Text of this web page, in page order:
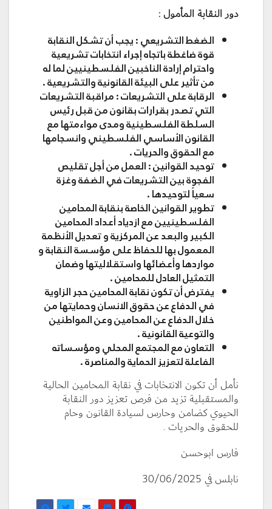
دور النقابة المأمول :
الضغط التشريعي: يجب أن تشكل النقابة
قوة ضاغطة باتجاه إجراء انتخابات تشريعية
واحترام إرادة الناخبين الفلسطينيين لما له
من تأثير على البيئة القانونية والتشريعية .
الرقابة على التشريعات: مراقبة التشريعات
التي تصدر بقرارات بقانون من قبل رئيس
السلطة الفلسطينية ومدى مواءمتها مع
القانون الأساسي الفلسطيني وانسجامها
مع الحقوق والحريات .
توحيد القوانين: العمل من أجل تقليص
الفجوة بين التشريعات في الضفة وغزة
سعياً لتوحيدها .
تطوير القوانينالخاصة بنقابة المحامين
الفلسطينيين مع ازدياد أعداد المحامين
الكبير والبعد عن المركزية و تعديل الأنظمة
المعمول بها للحفاظ على مؤسسة النقابة و
مواردها وأعضائها واستقلاليتها وضمان
التمثيل العادل للمحامين .
يفترض أن تكون نقابة المحامين حجر الزاوية
في الدفاع عن حقوق الانسان وحمايتها من
خلال الدفاع عن المحامين وعن المواطنين
والتوعية القانونية .
التعاون مع المجتمع المحلي ومؤسساته
الفاعلة لتعزيز الحماية والمناصرة .
نأمل أن تكون الانتخابات في نقابة المحامين الحالية
والمستقبلية تزيد من فرص تعزيز دور النقابة
الحيوي كضامن وحارس لسيادة القانون وحام
للحقوق والحريات .
فارس ابوحسن
نابلس في 30/06/2025